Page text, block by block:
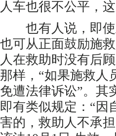
人车也很不公平，
也有人说，即使
也可从正面鼓励施
人在救助时没有后
那样，“如果施救人
免遭法律诉讼”。其
即有类似规定：“因
害的，救助人不承